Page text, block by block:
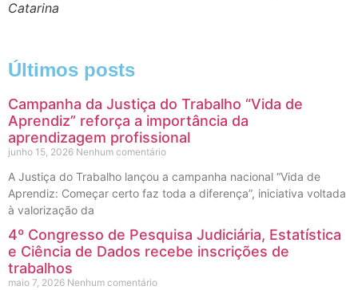
Catarina
Últimos posts
Campanha da Justiça do Trabalho “Vida de
Aprendiz” reforça a importância da
aprendizagem profissional
junho 15, 2026 Nenhum comentário
A Justiça do Trabalho lançou a campanha nacional “Vida de
Aprendiz: Começar certo faz toda a diferença”, iniciativa voltada
à valorização da
4º Congresso de Pesquisa Judiciária, Estatística
e Ciência de Dados recebe inscrições de
trabalhos
maio 7, 2026 Nenhum comentário